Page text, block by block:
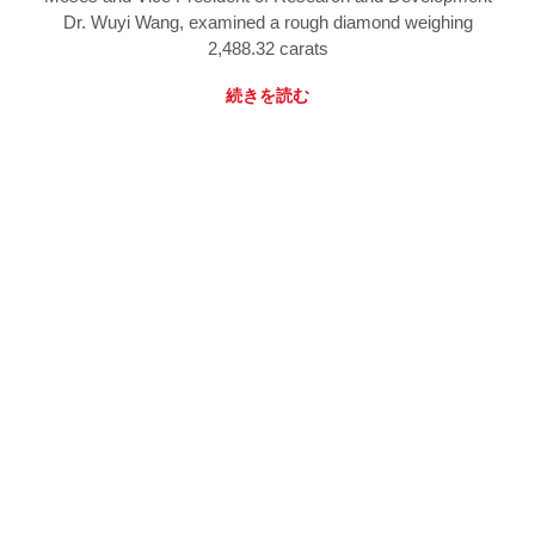
Dr. Wuyi Wang, examined a rough diamond weighing
2,488.32 carats
続きを読む